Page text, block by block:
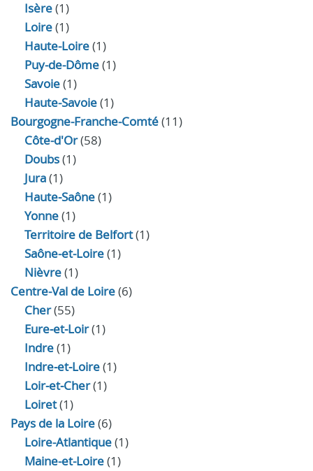
Isère(1)
Loire(1)
Haute-Loire(1)
Puy-de-Dôme(1)
Savoie(1)
Haute-Savoie(1)
Bourgogne-Franche-Comté(11)
Côte-d'Or(58)
Doubs(1)
Jura(1)
Haute‑Saône(1)
Yonne(1)
Territoire de Belfort(1)
Saône-et-Loire(1)
Nièvre(1)
Centre-Val de Loire(6)
Cher(55)
Eure‑et‑Loir(1)
Indre(1)
Indre‑et‑Loire(1)
Loir‑et‑Cher(1)
Loiret(1)
Pays de la Loire(6)
Loire-Atlantique(1)
Maine-et-Loire(1)